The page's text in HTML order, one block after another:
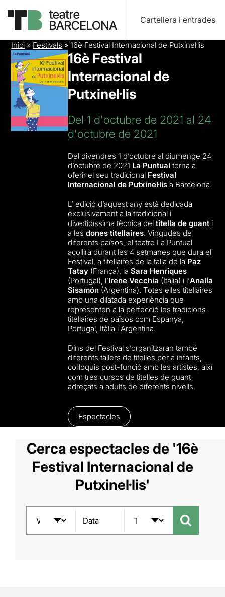
Cartellera i entrades
Inici » Festivals »16è Festival Internacional de Putxinel·lis
16è Festival
Internacional de
Putxinel·lis
Del 1 d'octubre de 2021 al 24
d'octubre de 2021
Del divendres 1 d’octubre al diumenge 24
d’octubre de 2021 La Puntual torna a
oferir el seu tradicional Festival
Internacional de Putxinel·lis a Barcelona.
L’ edició d’aquest any està dedicada
exclusivament a la tradicional i
divertidíssima tècnica deltitella de guant i
a les dones titellaires. Vingudes de
diferents països, el teatre La Puntual
acollirà durant les 4 setmanes que dura el
Festival, a titellaires de la talla de la Paz
Tatay (França), laSara Henriques
(Portugal), l’Irene Vecchia (Itàlia) i l’Analía
Sisamón (Argentina). Totes elles titellaires
amb una dilatada experiència que
representen a la perfecció les tradicions
titellaires de països com Espanya,
Portugal, Itàlia i Argentina.
Dins del Festival s’organitzaran també
diferents tallers de titelles per a infants,
col·loquis post-funció amb les artistes, així
com tres cursos de titelles de guant
adreçats a adults de diferents nivells.
Espectacles
Cerca espectacles de '16è
Festival Internacional de
Putxinel·lis'
Data